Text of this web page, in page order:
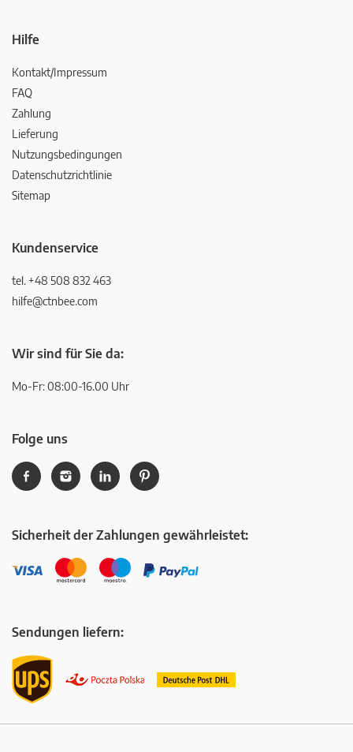
Hilfe
Kontakt/Impressum
FAQ
Zahlung
Lieferung
Nutzungsbedingungen
Datenschutzrichtlinie
Sitemap
Kundenservice
tel. +48 508 832 463
hilfe@ctnbee.com
Wir sind für Sie da:
Mo-Fr: 08:00-16.00 Uhr
Folge uns
Sicherheit der Zahlungen gewährleistet:
Sendungen liefern: